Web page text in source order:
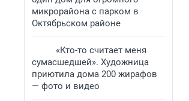
микрорайона с парком в
Октябрьском районе
«Кто-то считает меня
сумасшедшей». Художница
приютила дома 200 жирафов
— фото и видео